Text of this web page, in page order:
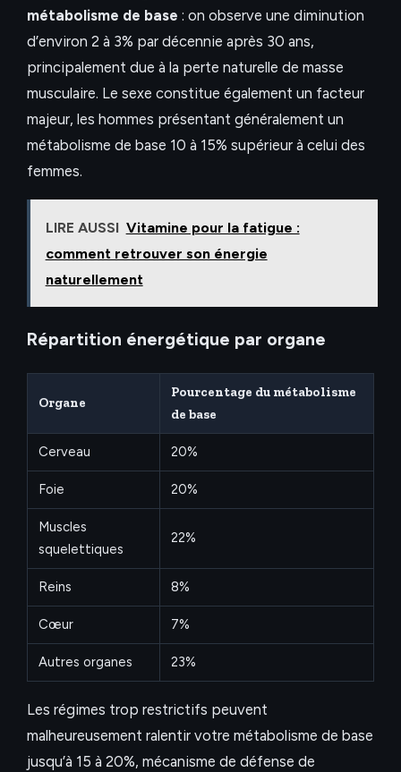
métabolisme de base : on observe une diminution
d’environ 2 à 3% par décennie après 30 ans,
principalement due à la perte naturelle de masse
musculaire. Le sexe constitue également un facteur
majeur, les hommes présentant généralement un
métabolisme de base 10 à 15% supérieur à celui des
femmes.
LIRE AUSSI Vitamine pour la fatigue :
comment retrouver son énergie
naturellement
Répartition énergétique par organe
Organe
Pourcentage du métabolisme
de base
Cerveau 20%
Foie 20%
Muscles
squelettiques
22%
Reins 8%
Cœur 7%
Autres organes 23%
Les régimes trop restrictifs peuvent
malheureusement ralentir votre métabolisme de base
jusqu’à 15 à 20%, mécanisme de défense de